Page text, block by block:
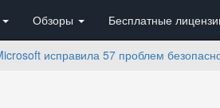
Обзоры Бесплатные
исправила 57 проблем